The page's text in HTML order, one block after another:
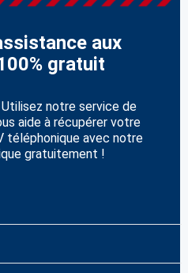
aux
gratuit
notre service de
aide à récupérer votre
téléphonique avec notre
gratuitement !